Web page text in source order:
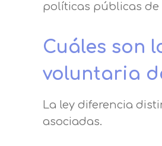
políticas públicas de
Cuáles son
voluntaria
La ley diferencia
asociadas.